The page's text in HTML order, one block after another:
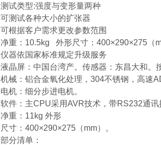
测试类型:强度与变形量两种
可测试各种大小的扩张器
可根据客户需求更改参数范围
净重：10.5kg 外形尺寸：400×290×275（
仪器依国家标准规定升级服务
液晶屏：中国台湾产。传感器：东昌大和。
机械：铝合金氧化处理，304不锈钢，高速
电机：细分步进电机。
软件：主CPU采用AVR技术，带RS232通讯
净重：11kg 外形
尺寸：400×290×275（mm）。
部分清单：